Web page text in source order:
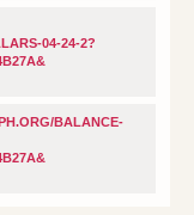
04-24-2?
BALANCE-